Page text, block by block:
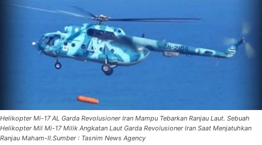
Helikopter Mi-17 AL Garda Revolusioner Iran Mampu Tebarkan Ranjau Laut. Sebuah
Helikopter Mil Mi-17 Milik Angkatan Laut Garda Revolusioner Iran Saat Menjatuhkan
Ranjau Maham-II.Sumber : Tasnim News Agency